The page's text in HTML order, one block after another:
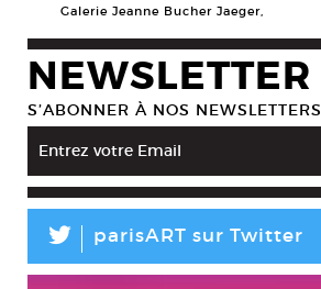
Galerie Jeanne Bucher Jaeger,
NEWSLETTER
S’ABONNER À NOS NEWSLETTERS
L parisART sur Twitter